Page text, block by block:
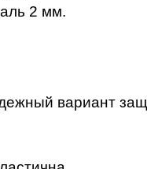
2 мм.
вариант